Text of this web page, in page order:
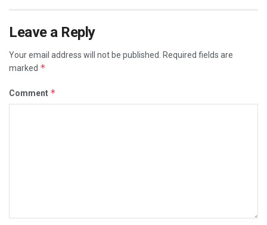
Leave a Reply
Your email address will not be published.
Required fields are
marked *
Comment *